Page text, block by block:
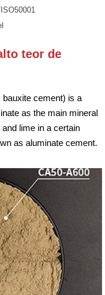
teor de
cement) is a
as the main mineral
lime in a certain
as aluminate cement.